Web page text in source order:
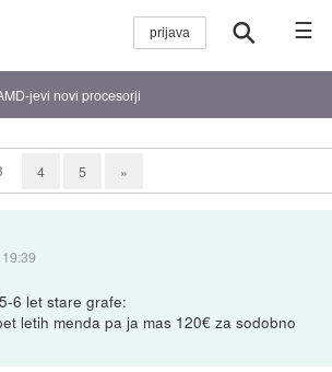
☰
jevi novi procesorji
4 5 »
6 let stare grafe:
letih menda pa ja mas 120€ za sodobno